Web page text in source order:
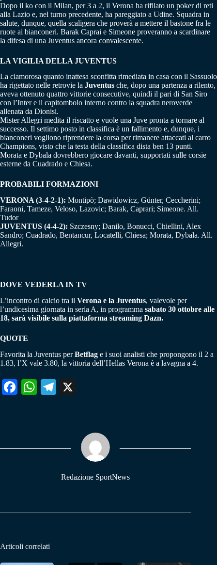
Dopo il ko con il Milan, per 3 a 2, il Verona ha rifilato un poker di reti
alla Lazio e, nel turno precedente, ha pareggiato a Udine. Squadra in
salute, dunque, quella scaligera che proverà a mettere il bastone fra le
ruote ai bianconeri. Barak Caprai e Simeone proveranno a scardinare
la difesa di una Juventus ancora convalescente.
LA VIGILIA DELLA JUVENTUS
La clamorosa quanto inattesa sconfitta rimediata in casa con il Sassuolo
ha rigettato nelle retrovie la Juventus che, dopo una partenza a rilento,
aveva ottenuto quattro vittorie consecutive, quindi il pari di San Siro
con l’Inter e il capitombolo interno contro la squadra neroverde
allenata da Dionisi.
Mister Allegri medita il riscatto e vuole una Juve pronta a tornare al
successo. Il settimo posto in classifica è un fallimento e, dunque, i
bianconeri vogliono riprendere la corsa per rimanere attaccati al carro
Champions, visto che la testa della classifica dista ben 13 punti.
Morata e Dybala dovrebbero giocare davanti, supportati sulle corsie
esterne da Cuadrado e Chiesa.
PROBABILI FORMAZIONI
VERONA (3-4-2-1): Montipò; Dawidowicz, Günter, Ceccherini;
Faraoni, Tameze, Veloso, Lazovic; Barak, Caprari; Simeone. All.
Tudor
JUVENTUS (4-4-2): Szczesny; Danilo, Bonucci, Chiellini, Alex
Sandro; Cuadrado, Bentancur, Locatelli, Chiesa; Morata, Dybala. All.
Allegri.
DOVE VEDERLA IN TV
L’incontro di calcio tra il Verona e la Juventus, valevole per
l’undicesima giornata in seria A, in programma sabato 30 ottobre alle
18, sarà visibile sulla piattaforma streaming Dazn.
QUOTE
Favorita la Juventus perBetflag e i suoi analisti che propongono il 2 a
1.83, l’X vale 3.80, la vittoria dell’Hellas Verona è a lavagna a 4.
Fa W
pp
Te
m
Redazione SportNews
Articoli correlati